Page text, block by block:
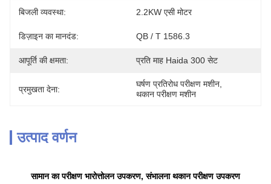
बिजली व्यवस्था: 2.2KW एसी मोटर
डिज़ाइन का मानदंड: QB / T 1586.3
आपूर्ति की क्षमता: प्रति माह Haida 300 सेट
प्रमुखता देना:
घर्षण प्रतिरोध परीक्षण मशीन
थकान परीक्षण मशीन
उत्पाद वर्णन
सामान का परीक्षण भारोत्तोलन उपकरण, संभालना थकान परीक्षण उपकरण